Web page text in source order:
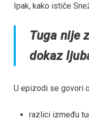
Ipak, kako ističe
Tuga nije
dokaz
U epizodi se govori
razlici između